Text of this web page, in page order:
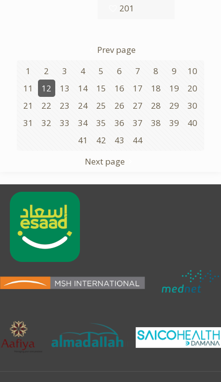
201
Prev page
1
2 3 4 5 6 7 8 9
10
11
12 13 14 15 16 17 18 19
20
21
22 23 24 25 26 27 28 29
30
31
32 33 34 35 36 37 38 39
40
41
42 43
44
Next page